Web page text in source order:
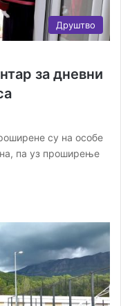
Друштво
за дневни
су на особе
па уз проширење